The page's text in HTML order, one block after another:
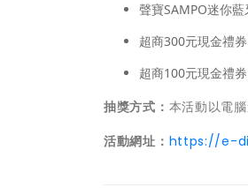
聲寶SAMPO迷你藍
超商300元現金禮
超商100元現金禮
抽獎方式： 本活動以電
活動網址： https://e-